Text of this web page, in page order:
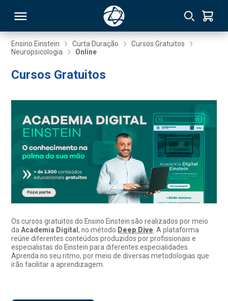
Ensino Einstein Curta Duração
Cursos Gratuitos
Neuropsicologia
Online
Cursos Gratuitos
Os cursos gratuitos do Ensino Einstein são realizados por meio
daAcademia Digital, no método Deep Dive. A plataforma
reúne diferentes conteúdos produzidos por profissionais e
especialistas do Einstein para diferentes especialidades.
Aprenda no seu ritmo, por meio de diversas metodologias que
irão facilitar a aprendizagem.